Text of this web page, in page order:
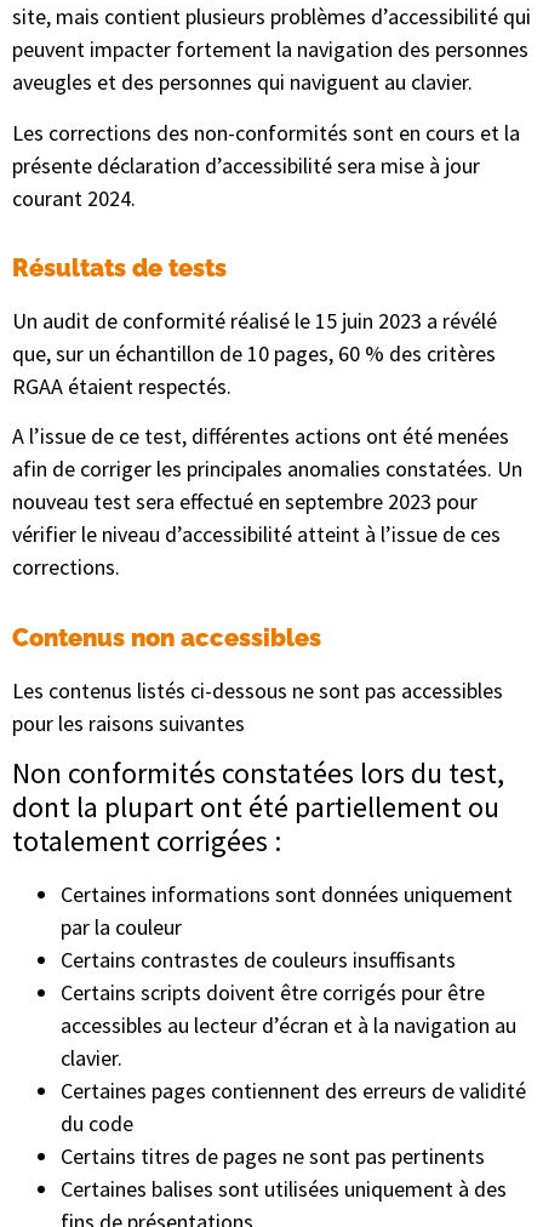
site, mais contient plusieurs problèmes d’accessibilité qui
peuvent impacter fortement la navigation des personnes
aveugles et des personnes qui naviguent au clavier.
Les corrections des non-conformités sont en cours et la
présente déclaration d’accessibilité sera mise à jour
courant 2024.
Résultats de tests
Un audit de conformité réalisé le 15 juin 2023 a révélé
que, sur un échantillon de 10 pages, 60 % des critères
RGAA étaient respectés.
A l’issue de ce test, différentes actions ont été menées
afin de corriger les principales anomalies constatées. Un
nouveau test sera effectué en septembre 2023 pour
vérifier le niveau d’accessibilité atteint à l’issue de ces
corrections.
Contenus non accessibles
Les contenus listés ci-dessous ne sont pas accessibles
pour les raisons suivantes
Non conformités constatées lors du test,
dont la plupart ont été partiellement ou
totalement corrigées :
Certaines informations sont données uniquement
par la couleur
Certains contrastes de couleurs insuffisants
Certains scripts doivent être corrigés pour être
accessibles au lecteur d’écran et à la navigation au
clavier.
Certaines pages contiennent des erreurs de validité
du code
Certains titres de pages ne sont pas pertinents
Certaines balises sont utilisées uniquement à des